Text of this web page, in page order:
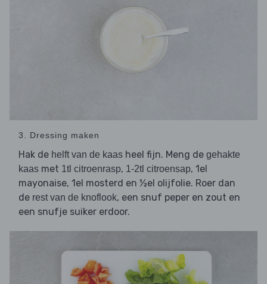
3. Dressing maken
Hak de helft van de kaas heel fijn. Meng de gehakte
kaas met 1tl citroenrasp, 1-2tl citroensap, 1el
mayonaise, 1el mosterd en ½el olijfolie. Roer dan
de rest van de knoflook, een snuf peper en zout en
een snufje suiker erdoor.